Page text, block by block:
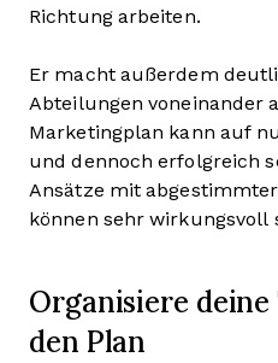
Richtung arbeiten.
Er macht außerdem
Abteilungen voneinander
Marketingplan kann auf
und dennoch erfolgreich
Ansätze mit
können sehr wirkungsvoll
Organisiere
den Plan